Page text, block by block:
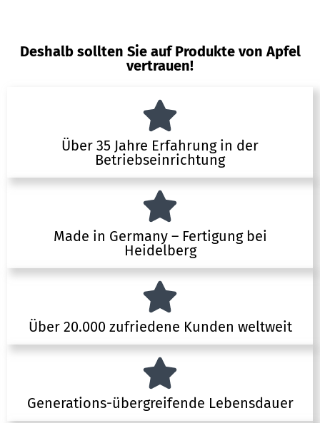
Deshalb sollten Sie auf Produkte von Apfel
vertrauen!
Über 35 Jahre Erfahrung in der
Betriebseinrichtung
Made in Germany – Fertigung bei
Heidelberg
Über 20.000 zufriedene Kunden weltweit
Generations-übergreifende Lebensdauer